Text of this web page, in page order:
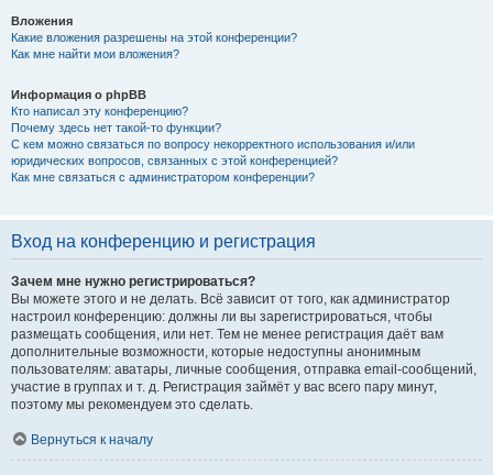
Вложения
Какие вложения разрешены на этой конференции?
Как мне найти мои вложения?
Информация о phpBB
Кто написал эту конференцию?
Почему здесь нет такой-то функции?
С кем можно связаться по вопросу некорректного использования и/или
юридических вопросов, связанных с этой конференцией?
Как мне связаться с администратором конференции?
Вход на конференцию и регистрация
Зачем мне нужно регистрироваться?
Вы можете этого и не делать. Всё зависит от того, как администратор
настроил конференцию: должны ли вы зарегистрироваться, чтобы
размещать сообщения, или нет. Тем не менее регистрация даёт вам
дополнительные возможности, которые недоступны анонимным
пользователям: аватары, личные сообщения, отправка email-сообщений,
участие в группах и т. д. Регистрация займёт у вас всего пару минут,
поэтому мы рекомендуем это сделать.
Вернуться к началу